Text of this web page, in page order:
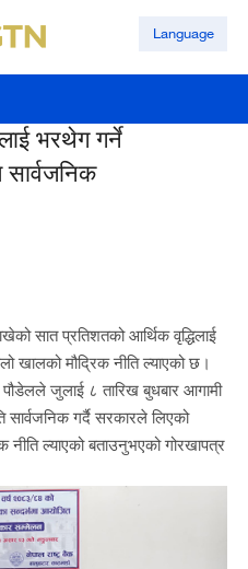
Language
भरथेग गर्ने
सार्वजनिक
सात प्रतिशतको आर्थिक वृद्धिलाई
खालको मौद्रिक नीति ल्याएको छ।
पौडेलले जुलाई ८ तारिख बुधबार आगामी
गर्दै सरकारले लिएको
नीति ल्याएको बताउनुभएको गोरखापत्र